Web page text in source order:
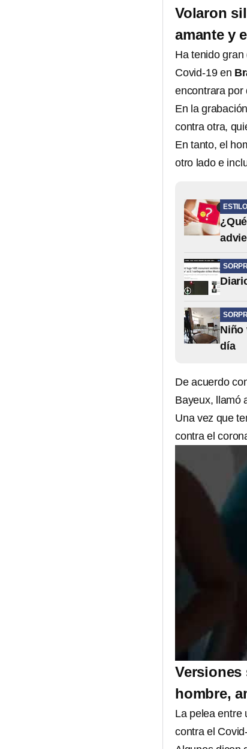
Volaron
amante y
Ha tenido
Covid-19 en
encontrara por
En la
contra otra,
En tanto, el
otro lado e
Niño
día
De acuerdo
Bayeux, llamó
Una vez que
contra el
Versiones
hombre,
La pelea entre
contra el